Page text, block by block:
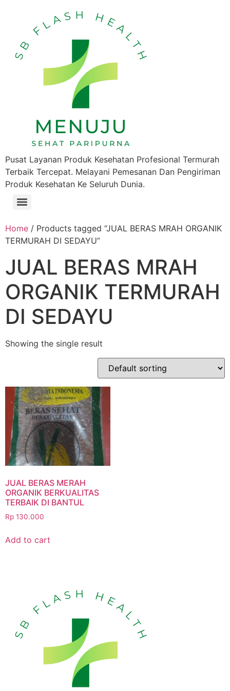
Pusat Layanan Produk Kesehatan Profesional Termurah
Terbaik Tercepat. Melayani Pemesanan Dan Pengiriman
Produk Kesehatan Ke Seluruh Dunia.
Home / Products tagged “JUAL BERAS MRAH ORGANIK
TERMURAH DI SEDAYU”
JUAL BERAS MRAH
ORGANIK TERMURAH
DI SEDAYU
Showing the single result
JUAL BERAS MERAH
ORGANIK BERKUALITAS
TERBAIK DI BANTUL
Rp 130.000
Add to cart